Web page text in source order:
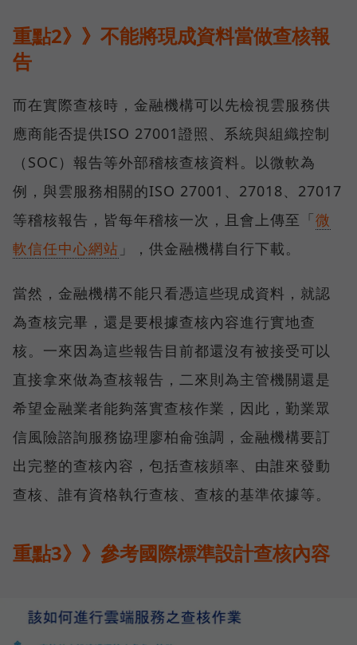
重點2》》不能將現成資料當做查核報
告
而在實際查核時，金融機構可以先檢視雲服務供
應商能否提供ISO 27001證照、系統與組織控制
（SOC）報告等外部稽核查核資料。以微軟為
例，與雲服務相關的ISO 27001、27018、27017
等稽核報告，皆每年稽核一次，且會上傳至「微
軟信任中心網站 」，供金融機構自行下載。
當然，金融機構不能只看憑這些現成資料，就認
為查核完畢，還是要根據查核內容進行實地查
核。一來因為這些報告目前都還沒有被接受可以
直接拿來做為查核報告，二來則為主管機關還是
希望金融業者能夠落實查核作業，因此，勤業眾
信風險諮詢服務協理廖柏侖強調，金融機構要訂
出完整的查核內容，包括查核頻率、由誰來發動
查核、誰有資格執行查核、查核的基準依據等。
重點3》》參考國際標準設計查核內容